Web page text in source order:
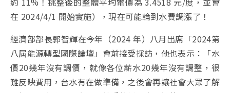
在 2024/4/1 開始實施），現在可能輪到水費調漲了！
經濟部部長郭智輝在今年（2024 年）八月出席「2024第
八屆能源轉型國際論壇」會前接受採訪，他也表示：「水
價20幾年沒有調價，就像各位薪水20幾年沒有調整，很
難反映費用，台水有在做準備，之後會再讓社會大眾了解